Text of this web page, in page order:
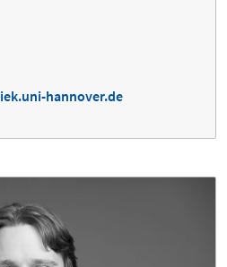
iek.uni-hannover.de